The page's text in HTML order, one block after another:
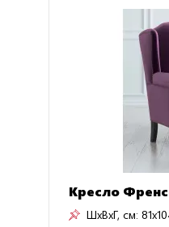
Кресло
ШxВxГ, см: